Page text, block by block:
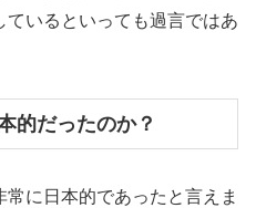
いるといっても過言ではあ
的だったのか？
に日本的であったと言えま